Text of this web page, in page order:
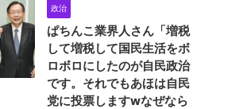
政治
ぱちんこ業界人さん「増税
して増税して国民生活をボ
ロボロにしたのが自民政治
です。それでもあほは自民
党に投票しますwなぜなら